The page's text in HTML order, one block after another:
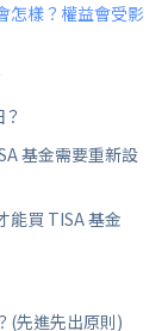
怎樣？權益會受影
基金需要重新設
能買 TISA 基金
(先進先出原則)